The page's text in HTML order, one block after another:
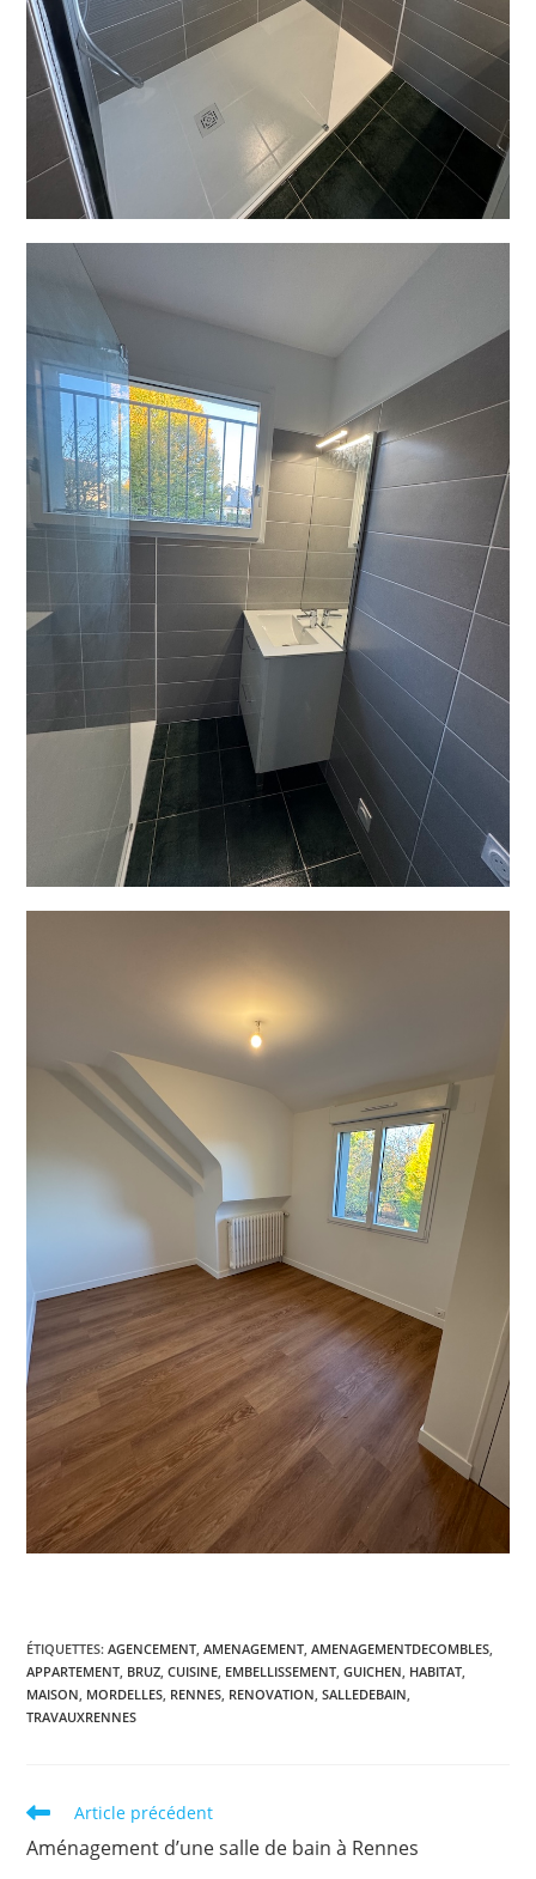
ÉTIQUETTES:AGENCEMENT, AMENAGEMENT, AMENAGEMENTDECOMBLES,
APPARTEMENT, BRUZ, CUISINE, EMBELLISSEMENT, GUICHEN, HABITAT,
MAISON, MORDELLES, RENNES, RENOVATION, SALLEDEBAIN,
TRAVAUXRENNES
Article précédent
Aménagement d’une salle de bain à Rennes